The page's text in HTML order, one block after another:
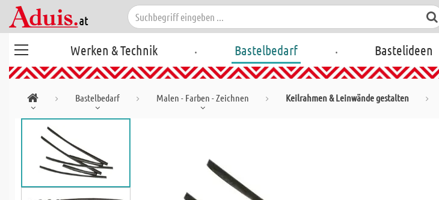
Werken & Technik . Bastelbedarf . Bastelideen
Bastelbedarf Malen - Farben - Zeichnen Keilrahmen & Leinwände gestalten